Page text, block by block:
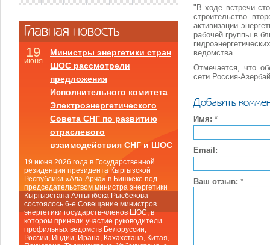
"В ходе встречи
строительство
активизации
рабочей группы в
ведомства.
Отмечается, что
сети Россия-
Добавить
Имя: *
Email:
Ваш отзыв: *
Главная новость
19
июня
Министры энергетики стран
ШОС рассмотрели
предложения
Исполнительного комитета
Электроэнергетического
Совета СНГ по развитию
отраслевого
взаимодействия СНГ и ШОС
19 июня 2026 года в Государственной
резиденции президента Кыргызской
Республики «Ала-Арча» в Бишкеке под
председательством министра энергетики
Кыргызстана Алтынбека Рысбекова
состоялось 6-е Совещание министров
энергетики государств-членов ШОС, в
котором приняли участие руководители
профильных ведомств Белоруссии,
России, Индии, Ирана, Кахахстана, Китая,